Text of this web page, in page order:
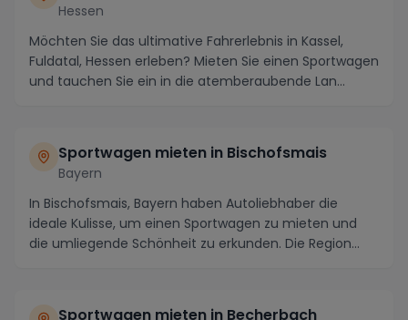
Hessen
Möchten Sie das ultimative Fahrerlebnis in Kassel,
Fuldatal, Hessen erleben? Mieten Sie einen Sportwagen
und tauchen Sie ein in die atemberaubende Lan...
Sportwagen mieten in Bischofsmais
Bayern
In Bischofsmais, Bayern haben Autoliebhaber die
ideale Kulisse, um einen Sportwagen zu mieten und
die umliegende Schönheit zu erkunden. Die Region
Sportwagen mieten in Becherbach